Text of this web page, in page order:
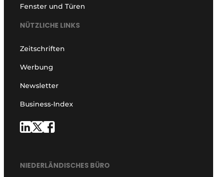
Fenster und Türen
NÜTZLICHE LINKS
Zeitschriften
Werbung
Newsletter
Business-Index
NIEDERLÄNDISCHES BÜRO